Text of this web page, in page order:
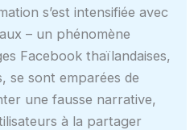
s’est intensifiée avec
– un phénomène
Facebook thaïlandaises,
se sont emparées de
une fausse narrative,
à la partager